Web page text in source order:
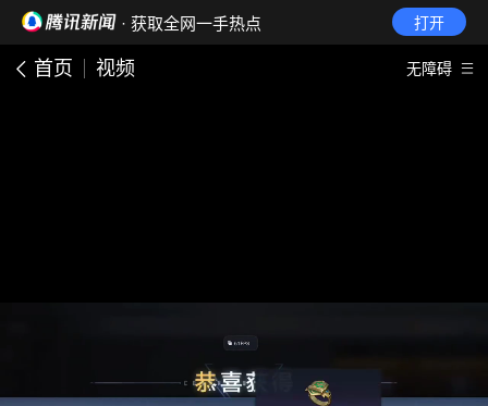
· 获取全网一手热点 打开
首页 视频 无障碍